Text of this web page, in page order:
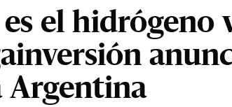
el hidrógeno
Argentina